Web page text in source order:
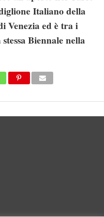
Italiano della
Venezia ed è tra i
Biennale nella